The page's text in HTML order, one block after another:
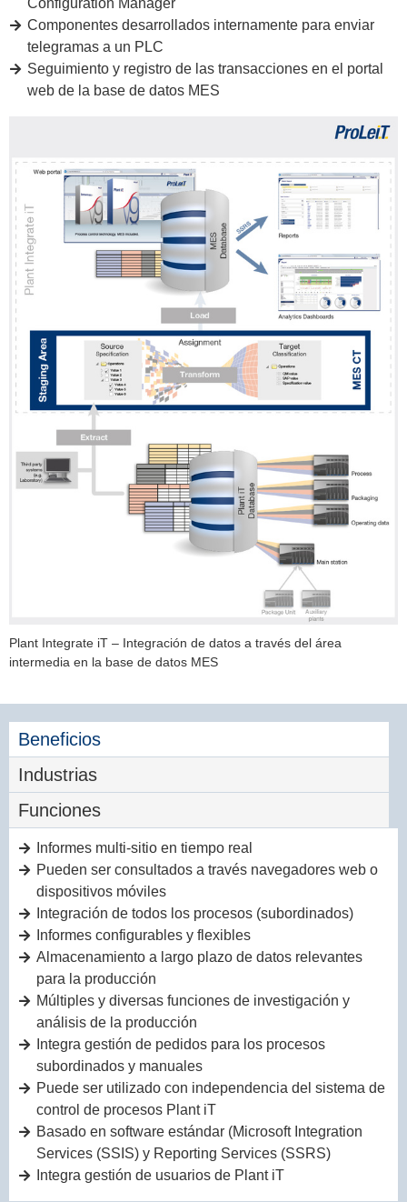
Configuration Manager
Componentes desarrollados internamente para enviar
telegramas a un PLC
Seguimiento y registro de las transacciones en el portal
web de la base de datos MES
Plant Integrate iT – Integración de datos a través del área
intermedia en la base de datos MES
Beneficios
Informes multi-sitio en tiempo real
Pueden ser consultados a través navegadores web o
dispositivos móviles
Integración de todos los procesos (subordinados)
Informes configurables y flexibles
Almacenamiento a largo plazo de datos relevantes
para la producción
Múltiples y diversas funciones de investigación y
análisis de la producción
Integra gestión de pedidos para los procesos
subordinados y manuales
Puede ser utilizado con independencia del sistema de
control de procesos Plant iT
Basado en software estándar (Microsoft Integration
Services (SSIS) y Reporting Services (SSRS)
Integra gestión de usuarios de Plant iT
Industrias
Funciones